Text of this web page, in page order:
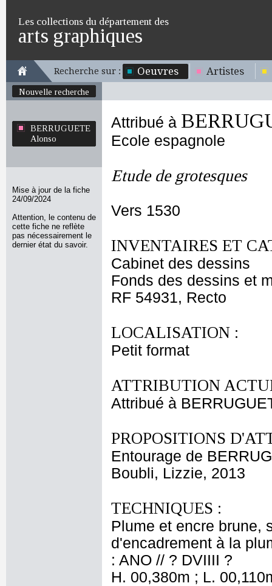
Les collections du département des
arts graphiques
Recherche sur : Oeuvres Artistes
Nouvelle recherche
BERRUGUETE
Alonso
Mise à jour de la fiche
24/09/2024
Attention, le contenu de
cette fiche ne reflète
pas nécessairement le
dernier état du savoir.
Attribué à
Ecole espagnole
Etude de grotesques
Vers 1530
INVENTAIRES ET
Cabinet des dessins
Fonds des dessins et
RF 54931, Recto
LOCALISATION :
Petit format
ATTRIBUTION
Attribué à
PROPOSITIONS
Entourage de
Boubli, Lizzie, 2013
TECHNIQUES :
Plume et encre brune,
d'encadrement à la
: ANO // ? DVIIII ?
H. 00,380m ; L.